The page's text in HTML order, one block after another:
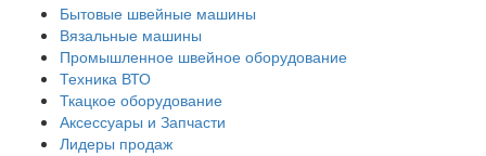
Бытовые швейные машины
Вязальные машины
Промышленное швейное оборудование
Техника ВТО
Ткацкое оборудование
Аксессуары и Запчасти
Лидеры продаж